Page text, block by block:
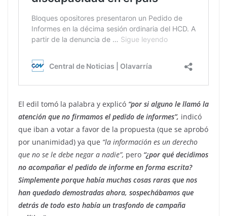
El edil tomó la palabra y explicó “por si alguno le llamó la
atención que no firmamos el pedido de informes”, indicó
que iban a votar a favor de la propuesta (que se aprobó
por unanimidad) ya que “la información es un derecho
que no se le debe negar a nadie”, pero “¿por qué decidimos
no acompañar el pedido de informe en forma escrita?
Simplemente porque había muchas cosas raras que nos
han quedado demostradas ahora, sospechábamos que
detrás de todo esto había un trasfondo de campaña